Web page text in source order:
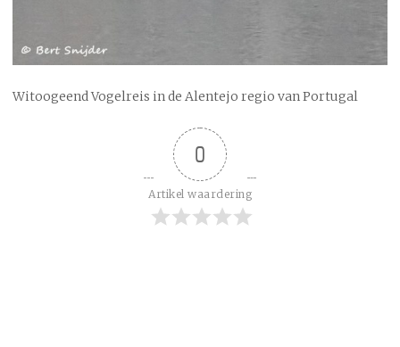
Witoogeend Vogelreis in de Alentejo regio van Portugal
0
Artikel waardering